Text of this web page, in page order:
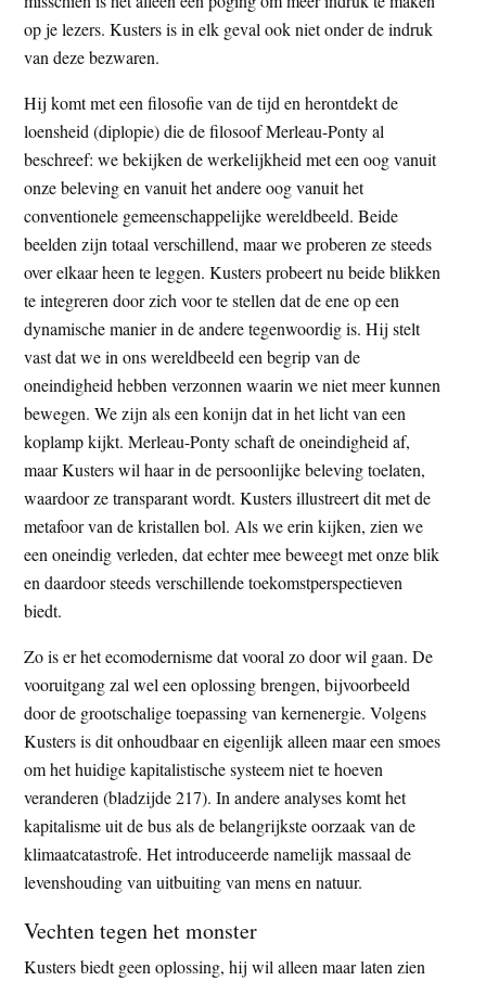
op je lezers. Kusters is in elk geval ook niet onder de indruk
van deze bezwaren.
Hij komt met een filosofie van de tijd en herontdekt de
loensheid (diplopie) die de filosoof Merleau-Ponty al
beschreef: we bekijken de werkelijkheid met een oog vanuit
onze beleving en vanuit het andere oog vanuit het
conventionele gemeenschappelijke wereldbeeld. Beide
beelden zijn totaal verschillend, maar we proberen ze steeds
over elkaar heen te leggen. Kusters probeert nu beide blikken
te integreren door zich voor te stellen dat de ene op een
dynamische manier in de andere tegenwoordig is. Hij stelt
vast dat we in ons wereldbeeld een begrip van de
oneindigheid hebben verzonnen waarin we niet meer kunnen
bewegen. We zijn als een konijn dat in het licht van een
koplamp kijkt. Merleau-Ponty schaft de oneindigheid af,
maar Kusters wil haar in de persoonlijke beleving toelaten,
waardoor ze transparant wordt. Kusters illustreert dit met de
metafoor van de kristallen bol. Als we erin kijken, zien we
een oneindig verleden, dat echter mee beweegt met onze blik
en daardoor steeds verschillende toekomstperspectieven
biedt.
Zo is er het ecomodernisme dat vooral zo door wil gaan. De
vooruitgang zal wel een oplossing brengen, bijvoorbeeld
door de grootschalige toepassing van kernenergie. Volgens
Kusters is dit onhoudbaar en eigenlijk alleen maar een smoes
om het huidige kapitalistische systeem niet te hoeven
veranderen (bladzijde 217). In andere analyses komt het
kapitalisme uit de bus als de belangrijkste oorzaak van de
klimaatcatastrofe. Het introduceerde namelijk massaal de
levenshouding van uitbuiting van mens en natuur.
Vechten tegen het monster
Kusters biedt geen oplossing, hij wil alleen maar laten zien